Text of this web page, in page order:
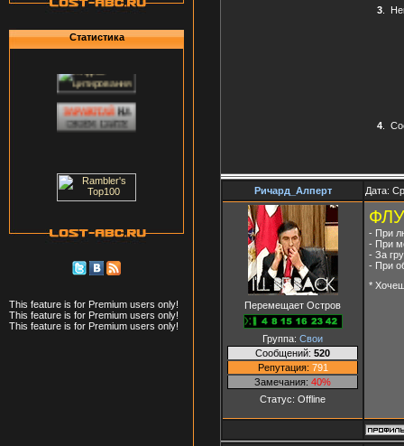
Статистика
This feature is for Premium users only!
This feature is for Premium users only!
This feature is for Premium users only!
3.
4.
Ричард_Алперт Дата:
Перемещает Остров
Группа: Свои
Сообщений: 520
Репутация: 791
Замечания: 40%
Статус: Offline
- При
- При
- За
- При
*